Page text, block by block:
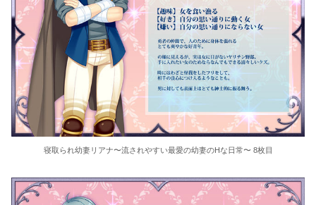
寝取られ幼妻リアナ〜流されやすい最愛の幼妻のHな日常〜 8枚目